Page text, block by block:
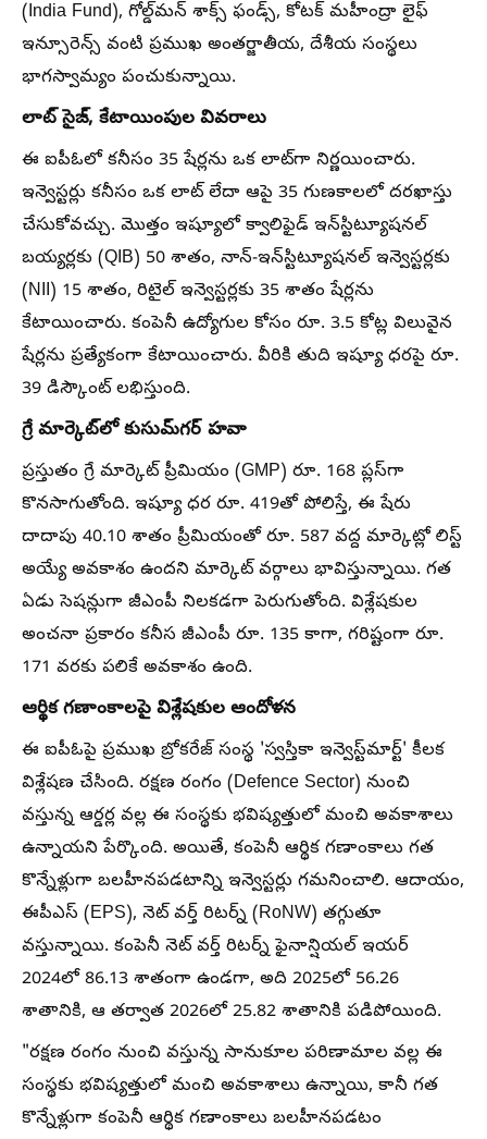
(India Fund), గోల్డ్‌మన్ శాక్స్ ఫండ్స్, కోటక్ మహీంద్రా లైఫ్
ఇన్సూరెన్స్ వంటి ప్రముఖ అంతర్జాతీయ, దేశీయ సంస్థలు
భాగస్వామ్యం పంచుకున్నాయి.
లాట్ సైజ్, కేటాయింపుల వివరాలు
ఈ ఐపీఓలో కనీసం 35 షేర్లను ఒక లాట్‌గా నిర్ణయించారు.
ఇన్వెస్టర్లు కనీసం ఒక లాట్ లేదా ఆపై 35 గుణకాలలో దరఖాస్తు
చేసుకోవచ్చు. మొత్తం ఇష్యూలో క్వాలిఫైడ్ ఇన్‌స్టిట్యూషనల్
బయ్యర్లకు (QIB) 50 శాతం, నాన్-ఇన్‌స్టిట్యూషనల్ ఇన్వెస్టర్లకు
(NII) 15 శాతం, రిటైల్ ఇన్వెస్టర్లకు 35 శాతం షేర్లను
కేటాయించారు. కంపెనీ ఉద్యోగుల కోసం రూ. 3.5 కోట్ల విలువైన
షేర్లను ప్రత్యేకంగా కేటాయించారు. వీరికి తుది ఇష్యూ ధరపై రూ.
39 డిస్కౌంట్ లభిస్తుంది.
గ్రే మార్కెట్‌లో కుసుమ్‌గర్ హవా
ప్రస్తుతం గ్రే మార్కెట్ ప్రీమియం (GMP) రూ. 168 ప్లస్‌గా
కొనసాగుతోంది. ఇష్యూ ధర రూ. 419తో పోలిస్తే, ఈ షేరు
దాదాపు 40.10 శాతం ప్రీమియంతో రూ. 587 వద్ద మార్కెట్లో లిస్ట్
అయ్యే అవకాశం ఉందని మార్కెట్ వర్గాలు భావిస్తున్నాయి. గత
ఏడు సెషన్లుగా జీఎంపీ నిలకడగా పెరుగుతోంది. విశ్లేషకుల
అంచనా ప్రకారం కనీస జీఎంపీ రూ. 135 కాగా, గరిష్టంగా రూ.
171 వరకు పలికే అవకాశం ఉంది.
ఆర్థిక గణాంకాలపై విశ్లేషకుల ఆందోళన
ఈ ఐపీఓపై ప్రముఖ బ్రోకరేజ్ సంస్థ 'స్వస్తికా ఇన్వెస్ట్‌మార్ట్' కీలక
విశ్లేషణ చేసింది. రక్షణ రంగం (Defence Sector) నుంచి
వస్తున్న ఆర్డర్ల వల్ల ఈ సంస్థకు భవిష్యత్తులో మంచి అవకాశాలు
ఉన్నాయని పేర్కొంది. అయితే, కంపెనీ ఆర్థిక గణాంకాలు గత
కొన్నేళ్లుగా బలహీనపడటాన్ని ఇన్వెస్టర్లు గమనించాలి. ఆదాయం,
ఈపీఎస్ (EPS), నెట్ వర్త్ రిటర్న్ (RoNW) తగ్గుతూ
వస్తున్నాయి. కంపెనీ నెట్ వర్త్ రిటర్న్ ఫైనాన్షియల్ ఇయర్
2024లో 86.13 శాతంగా ఉండగా, అది 2025లో 56.26
శాతానికి, ఆ తర్వాత 2026లో 25.82 శాతానికి పడిపోయింది.
"రక్షణ రంగం నుంచి వస్తున్న సానుకూల పరిణామాల వల్ల ఈ
సంస్థకు భవిష్యత్తులో మంచి అవకాశాలు ఉన్నాయి, కానీ గత
కొన్నేళ్లుగా కంపెనీ ఆర్థిక గణాంకాలు బలహీనపడటం